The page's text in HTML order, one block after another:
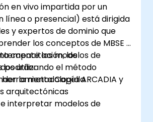
en vivo impartida por un
línea o presencial) está dirigida
y expertos de dominio que
los conceptos de MBSE y
los modelos de
utilizando el método
herramienta Capella.
capacitación, los
podrán:
la metodología ARCADIA y
arquitectónicas
interpretar modelos de